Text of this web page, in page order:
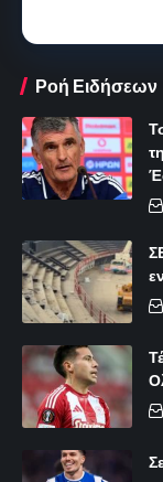
Ροή Ειδήσεων